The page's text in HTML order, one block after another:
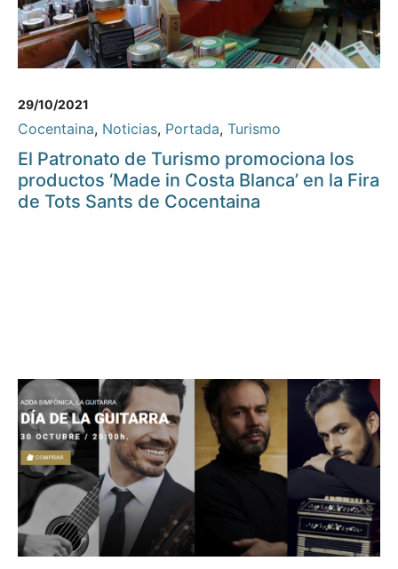
29/10/2021
Cocentaina, Noticias, Portada, Turismo
El Patronato de Turismo promociona los
productos ‘Made in Costa Blanca’ en la Fira
de Tots Sants de Cocentaina